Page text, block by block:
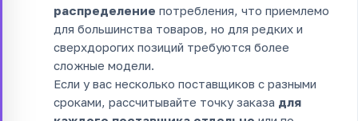
распределение потребления, что приемлемо
для большинства товаров, но для редких и
сверхдорогих позиций требуются более
сложные модели.
Если у вас несколько поставщиков с разными
сроками, рассчитывайте точку заказа для